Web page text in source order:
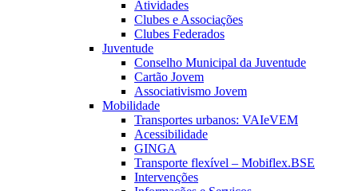
Atividades
Clubes e Associações
Clubes Federados
Juventude
Conselho Municipal da Juventude
Cartão Jovem
Associativismo Jovem
Mobilidade
Transportes urbanos: VAIeVEM
Acessibilidade
GINGA
Transporte flexível – Mobiflex.BSE
Intervenções